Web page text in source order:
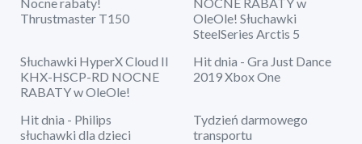
Thrustmaster T150
OleOle! Słuchawki
SteelSeries Arctis 5
Słuchawki HyperX Cloud II
KHX-HSCP-RD NOCNE
RABATY w OleOle!
Hit dnia - Gra Just Dance
2019 Xbox One
Hit dnia - Philips
słuchawki dla dzieci
Tydzień darmowego
transportu